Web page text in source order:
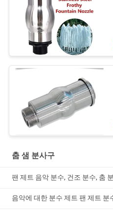
춤 샘 분사구
팬 제트 음악 분수, 건조 분수, 춤
음악에 대한 분수 제트 팬 제트 분